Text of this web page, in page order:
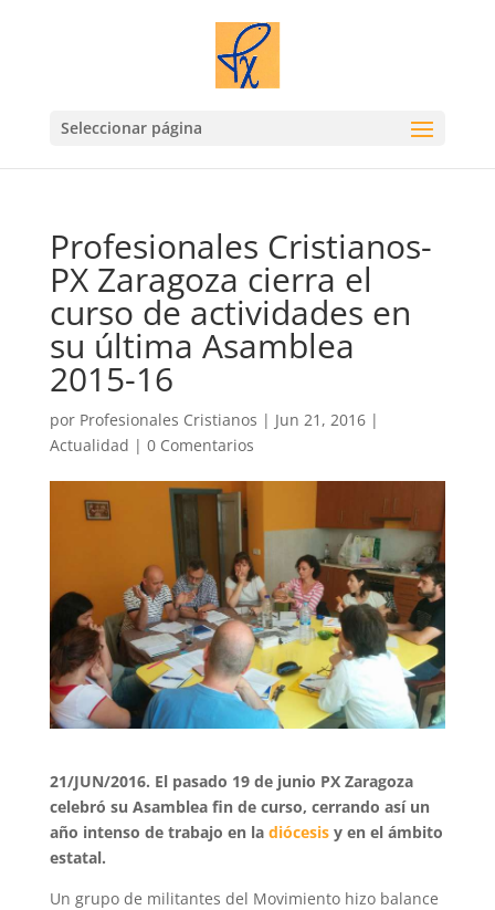
Seleccionar página
Profesionales Cristianos-
PX Zaragoza cierra el
curso de actividades en
su última Asamblea
2015-16
por Profesionales Cristianos | Jun 21, 2016|
Actualidad | 0 Comentarios
21/JUN/2016. El pasado 19 de junio PX Zaragoza
celebró su Asamblea fin de curso, cerrando así un
año intenso de trabajo en la diócesis y en el ámbito
estatal.
Un grupo de militantes del Movimiento hizo balance